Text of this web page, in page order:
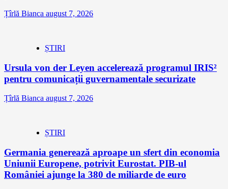
Țîrlă Bianca august 7, 2026
ȘTIRI
Ursula von der Leyen accelerează programul IRIS²
pentru comunicații guvernamentale securizate
Țîrlă Bianca august 7, 2026
ȘTIRI
Germania generează aproape un sfert din economia
Uniunii Europene, potrivit Eurostat. PIB-ul
României ajunge la 380 de miliarde de euro